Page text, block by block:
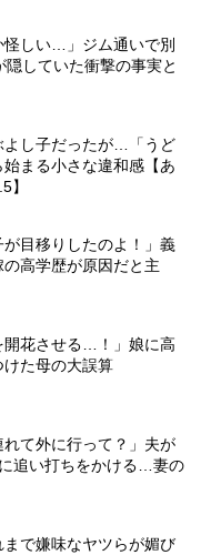
怪しい…」ジム通いで別
していた衝撃の事実と
よし子だったが…「うど
まる小さな違和感【あ
】
が目移りしたのよ！」義
高学歴が原因だと主
開花させる…！」娘に高
た母の大誤算
れて外に行って？」夫が
追い打ちをかける…妻の
で嫌味なヤツらが媚び